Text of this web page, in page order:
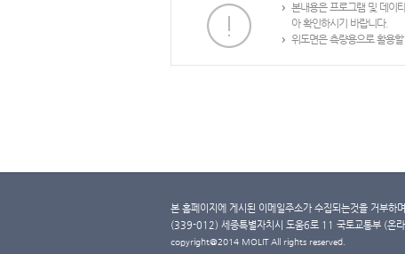
본내용은 프로그램 및 데이
아 확인하시기 바랍니다.
위도면은 측량용으로 활용
본 홈페이지에 게시된 이메일주소가 수집되는것을 거부하
(339-012) 세종특별자치시 도움6로 11 국토교통부 (
copyright@2014 MOLIT All rights reserved.